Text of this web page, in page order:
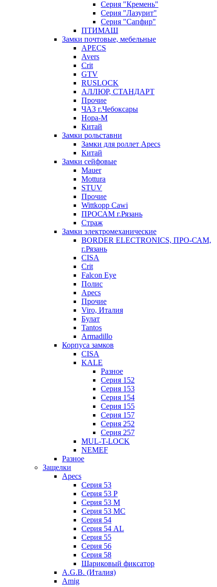
Серия "Кремень"
Серия "Лазурит"
Серия "Сапфир"
ПТИМАШ
Замки почтовые, мебельные
APECS
Avers
Crit
GTV
RUSLOCK
АЛЛЮР, СТАНДАРТ
Прочие
ЧАЗ г.Чебоксары
Нора-М
Китай
Замки рольставни
Замки для роллет Apecs
Китай
Замки сейфовые
Mauer
Mottura
STUV
Прочие
Wittkopp Cawi
ПРОСАМ г.Рязань
Страж
Замки электромеханические
BORDER ELECTRONICS, ПРО-САМ,
г.Рязань
CISA
Crit
Falcon Eye
Полис
Apecs
Прочие
Viro, Италия
Булат
Tantos
Armadillo
Корпуса замков
CISA
KALE
Разное
Серия 152
Серия 153
Серия 154
Серия 155
Серия 157
Серия 252
Серия 257
MUL-T-LOCK
NEMEF
Разное
Защелки
Apecs
Серия 53
Серия 53 P
Серия 53 М
Серия 53 МC
Серия 54
Серия 54 AL
Серия 55
Серия 56
Серия 58
Шариковый фиксатор
A.G.B. (Италия)
Amig